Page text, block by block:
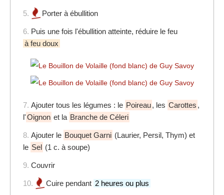
5. Porter à ébullition
6. Puis une fois l'ébullition atteinte, réduire le feu
à feu doux
7. Ajouter tous les légumes : le Poireau, les Carottes ,
l'Oignon et la Branche de Céleri
8. Ajouter le Bouquet Garni (Laurier, Persil, Thym) et
le Sel (1 c. à soupe)
9. Couvrir
10. Cuire pendant 2 heures ou plus